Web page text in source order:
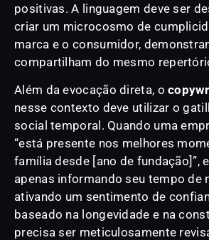
positivas. A linguagem deve ser
criar um microcosmo de
marca e o consumidor,
compartilham do mesmo
Além da evocação direta, o
nesse contexto deve utilizar o
social temporal. Quando uma
“está presente nos melhores
família desde [ano de fundação]”,
apenas informando seu tempo de
ativando um sentimento de
baseado na longevidade e na
precisa ser meticulosamente